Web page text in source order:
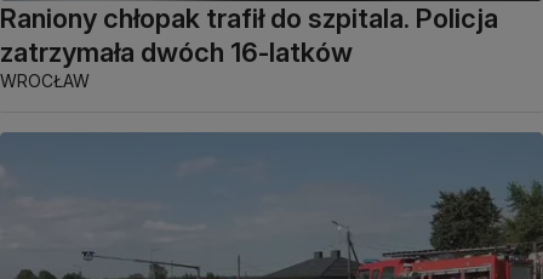
Raniony chłopak trafił do szpitala. Policja
zatrzymała dwóch 16-latków
WROCŁAW